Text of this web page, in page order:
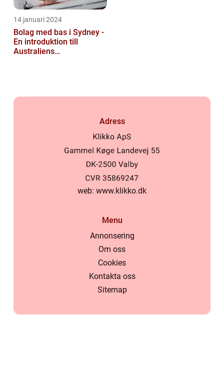
14 januari 2024
Bolag med bas i Sydney -
En introduktion till
Australiens
Adress
web: www.klikko.dk
Menu
Annonsering
Om oss
Cookies
Kontakta oss
Sitemap